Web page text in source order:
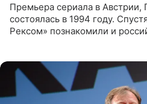
Премьера сериала в Австрии,
состоялась в 1994 году.
Рексом» познакомили и